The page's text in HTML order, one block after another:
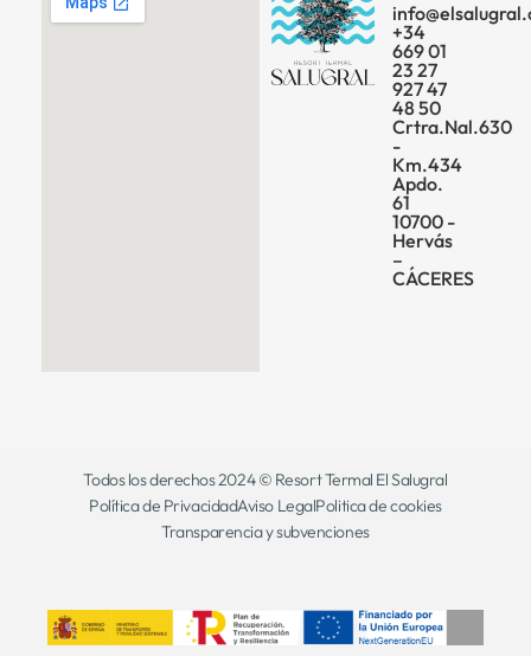
+34
669 01
23 27
927 47
48 50
Crtra.Nal.630
-
Km.434
Apdo.
61
10700 -
Hervás
–
CÁCERES
Todos los derechos 2024 © Resort Termal El Salugral
Política de PrivacidadAviso LegalPolitica de cookies
Transparencia y subvenciones